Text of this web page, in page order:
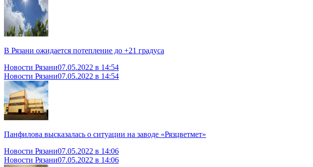
В Рязани ожидается потепление до +21 градуса
Новости Рязани07.05.2022 в 14:54
Новости Рязани07.05.2022 в 14:54
Панфилова высказалась о ситуации на заводе «Рязцветмет»
Новости Рязани07.05.2022 в 14:06
Новости Рязани07.05.2022 в 14:06